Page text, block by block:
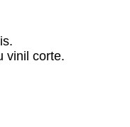
vinil corte.